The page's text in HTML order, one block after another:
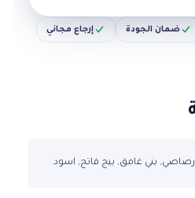
ضمان الجودة إرجاع مجاني
رصاصي, بني غامق, بيج فاتح, اسود